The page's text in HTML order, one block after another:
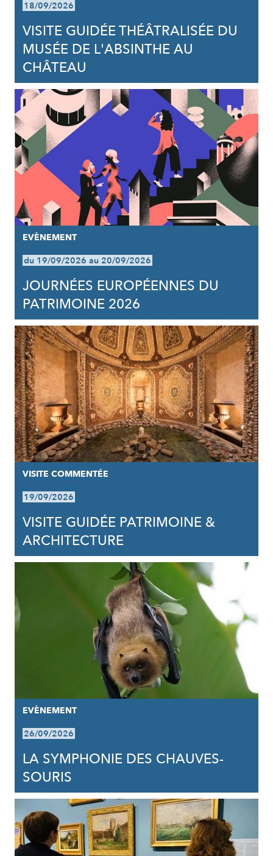
18/09/2026
VISITE GUIDÉE THÉÂTRALISÉE DU
MUSÉE DE L'ABSINTHE AU
CHÂTEAU
EVÈNEMENT
du 19/09/2026 au 20/09/2026
JOURNÉES EUROPÉENNES DU
PATRIMOINE 2026
VISITE COMMENTÉE
19/09/2026
VISITE GUIDÉE PATRIMOINE &
ARCHITECTURE
EVÈNEMENT
26/09/2026
LA SYMPHONIE DES CHAUVES-
SOURIS